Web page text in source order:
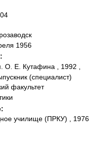
1956
Е. Кутафина , 1992 ,
(специалист)
факультет
училище (ПРКУ) , 1976